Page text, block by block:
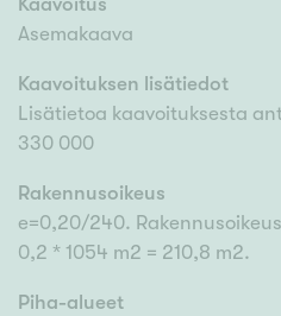
Asemakaava
Kaavoituksen lisätiedot
Lisätietoa kaavoituksesta
330 000
Rakennusoikeus
e=0,20/240.
0,2 * 1054 m2 = 210,8 m2.
Piha-alueet